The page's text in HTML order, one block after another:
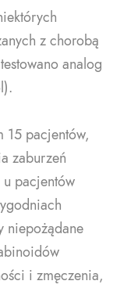
z chorobą
analog
pacjentów,
zaburzeń
u pacjentów
niepożądane
i zmęczenia,